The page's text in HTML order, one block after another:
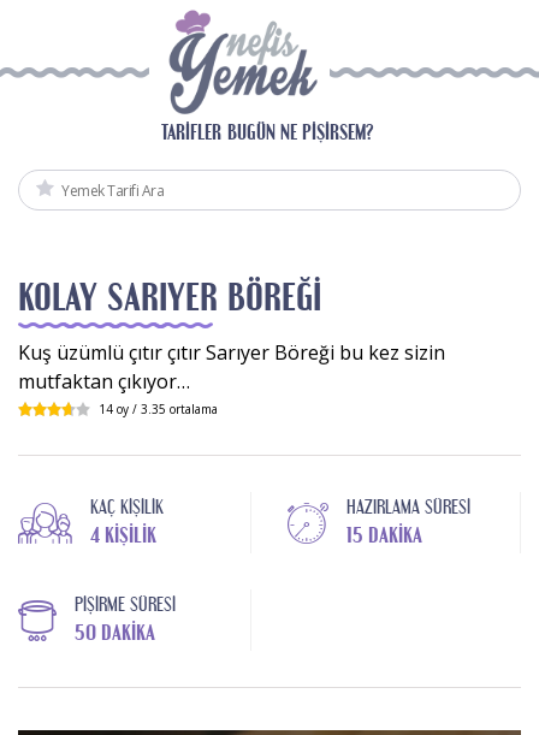
TARIFLER BUGÜN NE PIŞIRSEM?
KOLAY SARIYER BÖREĞI
Kuş üzümlü çıtır çıtır Sarıyer Böreği bu kez sizin
mutfaktan çıkıyor…
14 oy / 3.35 ortalama
KAÇ KIŞILIK
4 KIŞILIK
HAZIRLAMA SÜRESI
15 DAKIKA
PIŞIRME SÜRESI
50 DAKIKA